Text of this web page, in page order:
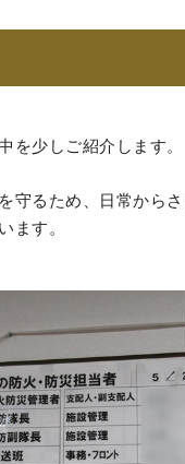
を少しご紹介します。
守るため、日常から
ます。